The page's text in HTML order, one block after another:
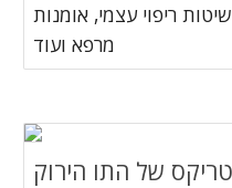
ריפוי עצמי, אומנות
מרפא ועוד
של התו הירוק